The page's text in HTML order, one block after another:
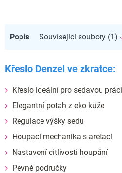
Popis Související soubory (1)
Křeslo Denzel ve zkratce:
Křeslo ideální pro sedavou práci
Elegantní potah z eko kůže
Regulace výšky sedu
Houpací mechanika s aretací
Nastavení citlivosti houpání
Pevné područky